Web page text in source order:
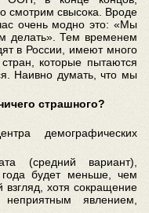
смотрим свысока. Вроде
очень модно это: «Мы
делать». Тем временем
в России, имеют много
которые пытаются
Наивно думать, что мы
страшного?
демографических
(средний вариант),
будет меньше, чем
хотя сокращение
явлением,